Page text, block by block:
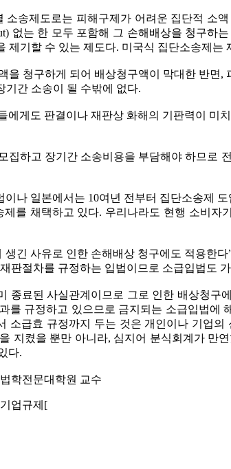
소송제도로는 피해구제가 어려운 집단적 소
없는 한 모두 포함해 그 손해배상을 청구하
제기할 수 있는 제도다. 미국식 집단소송제
을 청구하게 되어 배상청구액이 막대한 반면
기간 소송이 될 수밖에 없다.
에게도 판결이나 재판상 화해의 기판력이 미
집하고 장기간 소송비용을 부담해야 하므로
나 일본에서는 10여년 전부터 집단소송제
를 채택하고 있다. 우리나라도 현행 소비
긴 사유로 인한 손해배상 청구에도 적용한
판절차를 규정하는 입법이므로 소급입법도
종료된 사실관계이므로 그로 인한 배상청
를 규정하고 있으므로 금지되는 소급입법
소급효 규정까지 두는 것은 개인이나 기업
지켰을 뿐만 아니라, 심지어 분식회계가 만
다.
학전문대학원 교수
업규제[